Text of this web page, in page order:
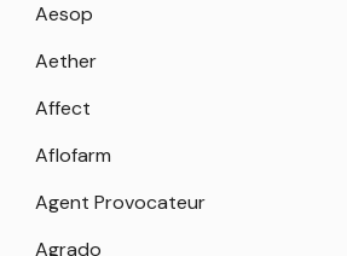
Aesop
Aether
Affect
Aflofarm
Agent Provocateur
Agrado